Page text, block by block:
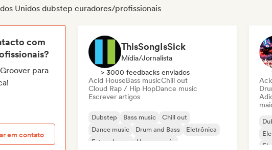
Unidos dubstep curadores/profissionais
com
para
em contato
ThisSongIsSick
Mídia/Jornalista
> 3000 feedbacks enviados
Acid HouseBass musicChill out
Cloud Rap / Hip HopDance music
Escrever artigos
Dubstep Bass music
Chill out
Dance music
Drum and Bass
Eletrônica
Future house
House music